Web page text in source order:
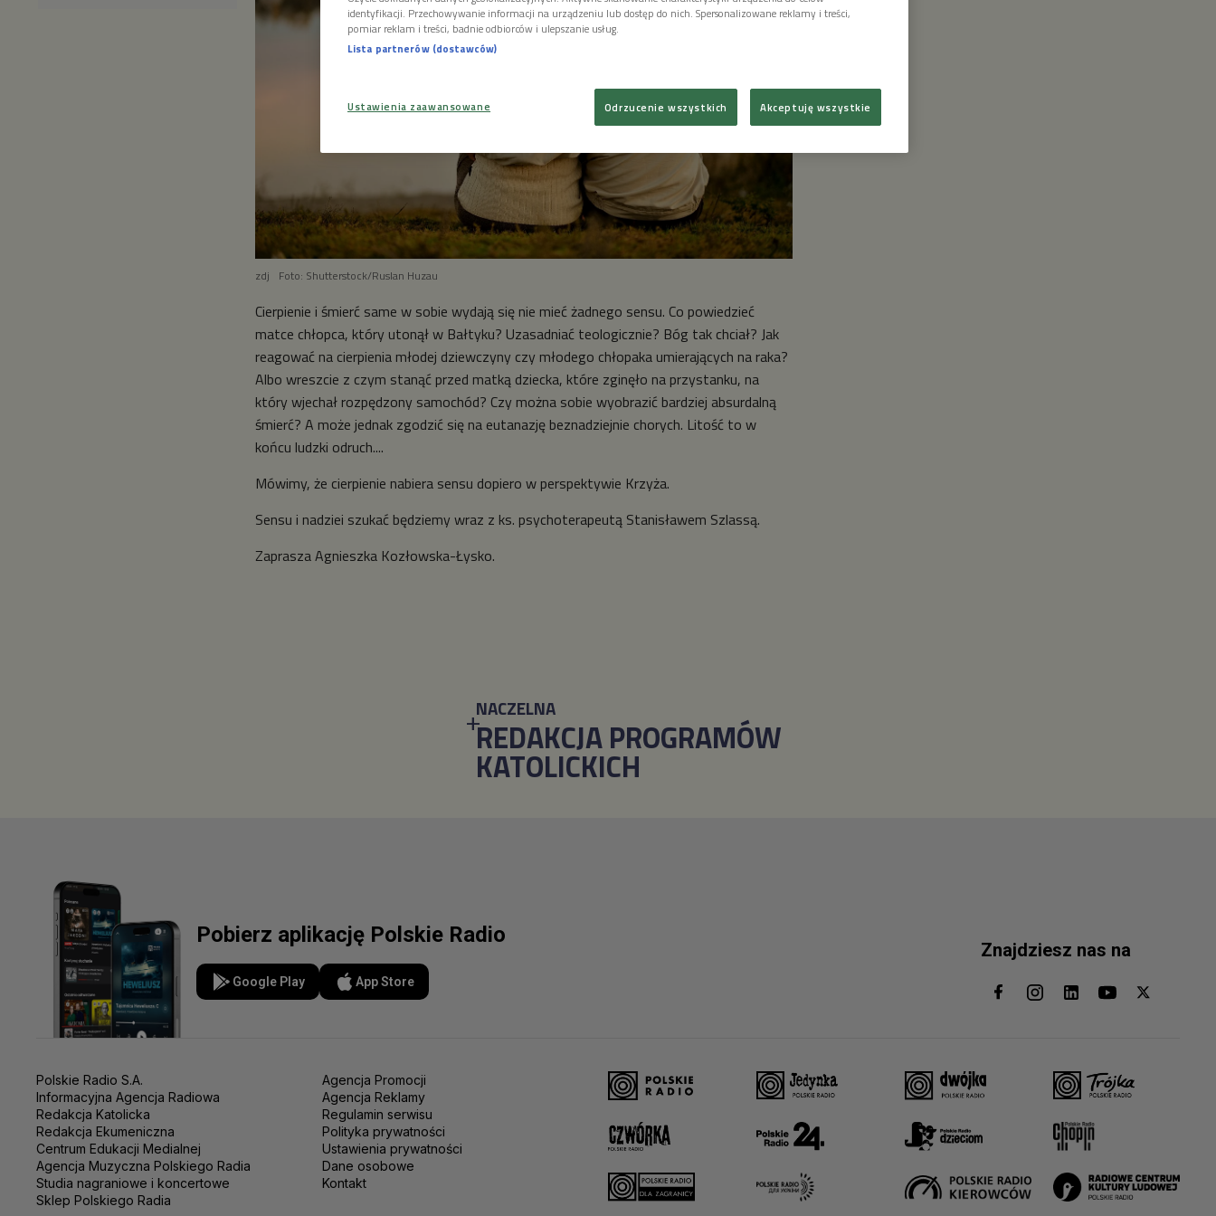
zdj Foto: Shutterstock/Ruslan Huzau
Cierpienie i śmierć same w sobie wydają się nie mieć żadnego sensu. Co powiedzieć
matce chłopca, który utonął w Bałtyku? Uzasadniać teologicznie? Bóg tak chciał? Jak
reagować na cierpienia młodej dziewczyny czy młodego chłopaka umierających na raka?
Albo wreszcie z czym stanąć przed matką dziecka, które zginęło na przystanku, na
który wjechał rozpędzony samochód? Czy można sobie wyobrazić bardziej absurdalną
śmierć? A może jednak zgodzić się na eutanazję beznadziejnie chorych. Litość to w
końcu ludzki odruch....
Mówimy, że cierpienie nabiera sensu dopiero w perspektywie Krzyża.
Sensu i nadziei szukać będziemy wraz z ks. psychoterapeutą Stanisławem Szlassą.
Zaprasza Agnieszka Kozłowska-Łysko.
NACZELNA
REDAKCJA PROGRAMÓW
KATOLICKICH
Pobierz aplikację Polskie Radio
Google Play App Store
Znajdziesz nas na
Polskie Radio S.A.
Informacyjna Agencja Radiowa
Redakcja Katolicka
Redakcja Ekumeniczna
Centrum Edukacji Medialnej
Agencja Muzyczna Polskiego Radia
Studia nagraniowe i koncertowe
Sklep Polskiego Radia
Agencja Promocji
Agencja Reklamy
Regulamin serwisu
Polityka prywatności
Ustawienia prywatności
Dane osobowe
Kontakt
identyfikacji. Przechowywanie informacji na urządzeniu lub dostęp do nich. Spersonalizowane reklamy i treści,
pomiar reklam i treści, badnie odbiorców i ulepszanie usług.
Lista partnerów (dostawców)
Ustawienia zaawansowane Odrzucenie wszystkich Akceptuję wszystkie